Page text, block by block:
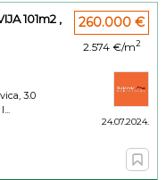
101m2 ,
3.0
260.000 €
2.574 €/m2
24.07.2024.